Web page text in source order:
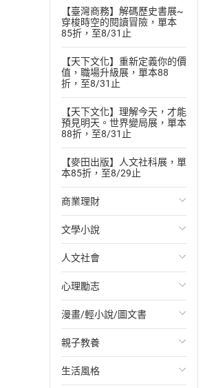
【臺灣商務】解碼歷史書展~
穿梭時空的閱讀冒險，單本
85折，至8/31止
【天下文化】重新定義你的價
值，職場升級展，單本88
折，至8/31止
【天下文化】理解今天，才能
預見明天。世界變局展，單本
88折，至8/31止
【麥田出版】人文社科展，單
本85折，至8/29止
商業理財
投資理財
經濟/趨勢
財務/金融
管理/領導
職場工作術
成功法
文學小說
歐美文學
日本文學
韓國文學
華文文學
經典文學
人文社會
國際關係
政治
社會科學
台灣/中國歷史
心理勵志
心靈成長/情緒
人際關係
兩性關係
漫畫/輕小說/圖文書
輕小說
奇幻/科幻
親子教養
教育現場
生活風格